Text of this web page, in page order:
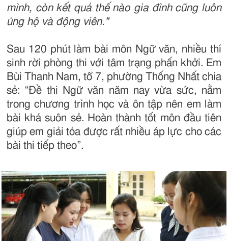
mình, còn kết quả thế nào gia đình cũng luôn
ủng hộ và động viên."
Sau 120 phút làm bài môn Ngữ văn, nhiều thí
sinh rời phòng thi với tâm trạng phấn khởi. Em
Bùi Thanh Nam, tổ 7, phường Thống Nhất chia
sẻ: “Đề thi Ngữ văn năm nay vừa sức, nằm
trong chương trình học và ôn tập nên em làm
bài khá suôn sẻ. Hoàn thành tốt môn đầu tiên
giúp em giải tỏa được rất nhiều áp lực cho các
bài thi tiếp theo”.